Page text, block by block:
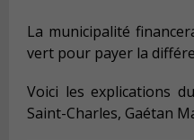
La municipalité
vert pour payer la
Voici les explications
Saint-Charles, Gaétan